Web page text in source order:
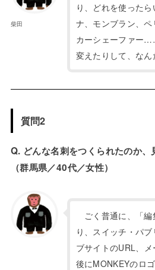
柴田
り、どれを使った
ナ、モンブラン、
カーシェーファー
変えたりして、なん
質問2
Q. どんな名刺をつくられたのか、
（群馬県／40代／女性）
ごく普通に、「
り、スイッチ・パ
ブサイトのURL、
後にMONKEYのロゴ